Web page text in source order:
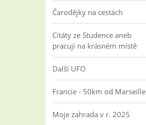
Čarodějky na cestách
Citáty ze Studence aneb
pracuji na krásném místě
Další UFO
Francie - 50km od Marseille
Moje zahrada v r. 2025